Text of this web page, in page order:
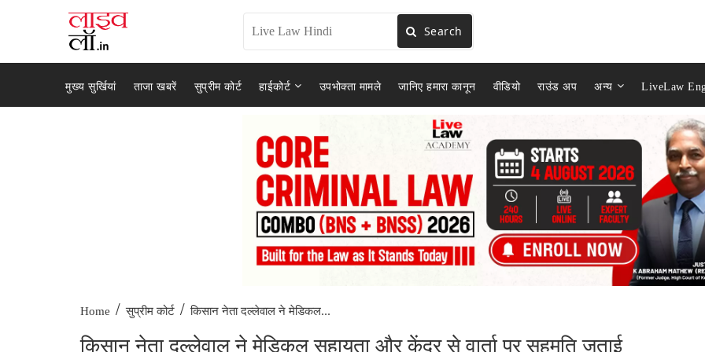
Search
मुख्य सुर्खियां ताजा खबरें सुप्रीम कोर्ट हाईकोर्ट उपभोक्ता मामले जानिए हमारा कानून वीडियो राउंड अप अन्य LiveLaw
Home / सुप्रीम कोर्ट / किसान नेता दल्लेवाल ने मेडिकल...
किसान नेता दल्लेवाल ने मेडिकल सहायता और केंद्र से वार्ता पर सहमति जताई